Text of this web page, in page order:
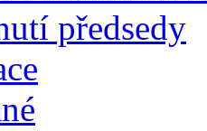
předsedy